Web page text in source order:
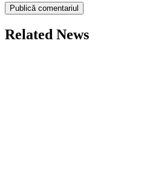
Related News